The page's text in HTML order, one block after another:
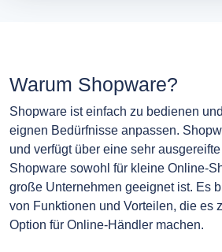
Warum Shopware?
Shopware ist einfach zu bedienen
eignen Bedürfnisse anpassen.
und verfügt über eine sehr
Shopware sowohl für kleine Online-
große Unternehmen geeignet ist. Es
von Funktionen und Vorteilen, die es
Option für Online-Händler machen.